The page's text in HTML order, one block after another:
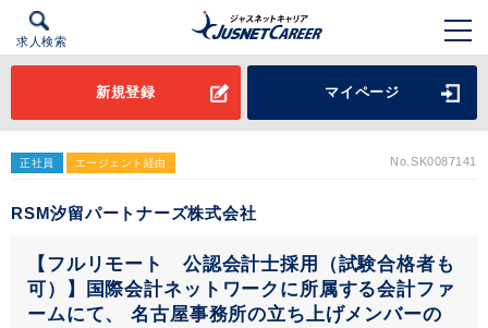
求人検索
新規登録 マイページ
正社員 エージェント経由 No.SK0087141
RSM汐留パートナーズ株式会社
【フルリモート 公認会計士採用（試験合格者も
可）】国際会計ネットワークに所属する会計ファ
ームにて、 名古屋事務所の立ち上げメンバーの